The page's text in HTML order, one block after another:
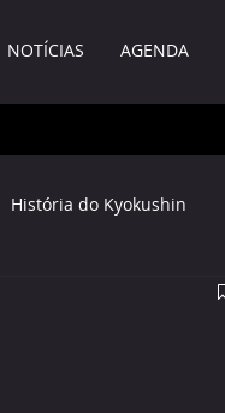
NOTÍCIAS AGENDA
História do Kyokushin